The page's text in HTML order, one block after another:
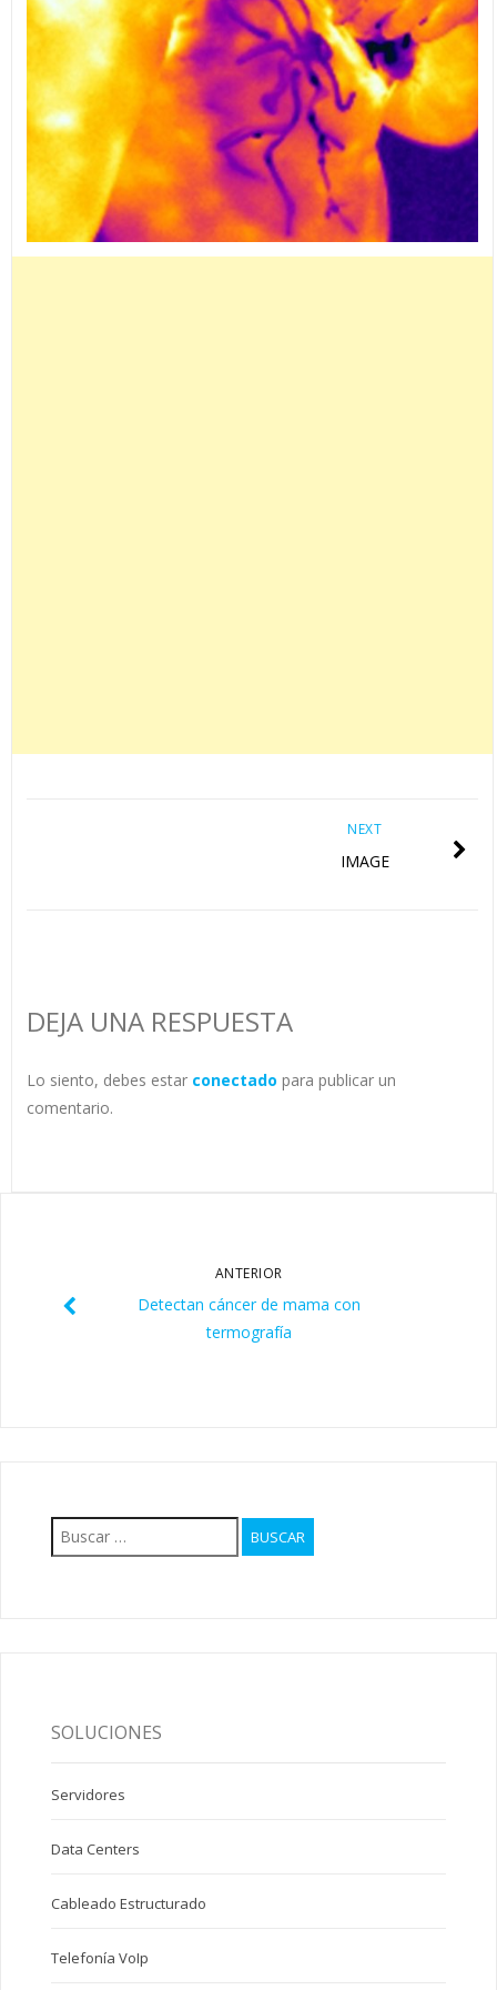
NEXT
IMAGE
DEJA UNA RESPUESTA
Lo siento, debes estar conectado para publicar un
comentario.
ANTERIOR
Detectan cáncer de mama con
termografía
Buscar:
SOLUCIONES
Servidores
Data Centers
Cableado Estructurado
Telefonía VoIp